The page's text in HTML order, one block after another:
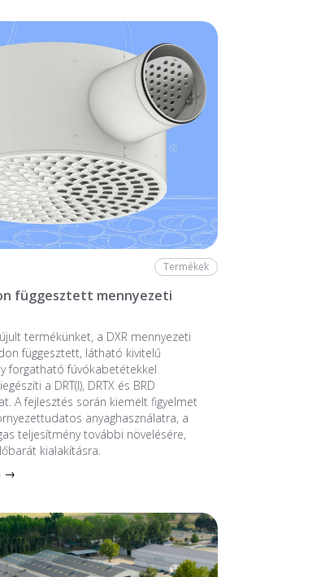
Termékek
függesztett mennyezeti
termékünket, a DXR mennyezeti
függesztett, látható kivitelű
forgatható fúvókabetétekkel
a DRT(I), DRTX és BRD
A fejlesztés során kiemelt figyelmet
anyaghasználatra, a
teljesítmény további növelésére,
kialakításra.
→